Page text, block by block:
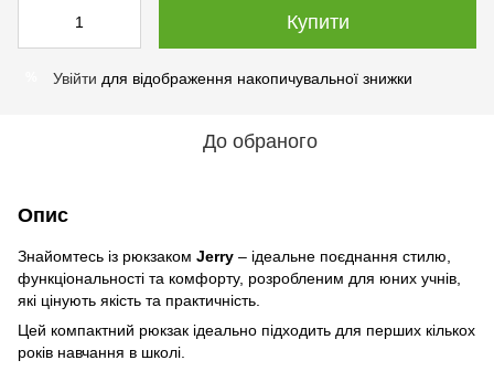
Купити
Увійти для відображення накопичувальної знижки
До обраного
Опис
Знайомтесь із рюкзаком Jerry – ідеальне поєднання стилю,
функціональності та комфорту, розробленим для юних учнів,
які цінують якість та практичність.
Цей компактний рюкзак ідеально підходить для перших кількох
років навчання в школі.